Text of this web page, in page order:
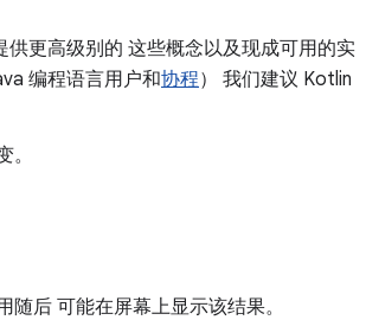
更高级别的 这些概念以及现成可用的实
编程语言用户和协程） 我们建议 Kotlin
随后 可能在屏幕上显示该结果。